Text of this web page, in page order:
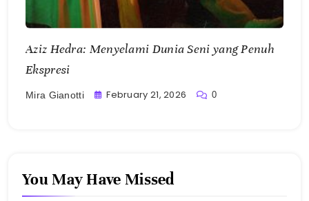
Aziz Hedra: Menyelami Dunia Seni yang Penuh
Ekspresi
Mira Gianotti February 21, 2026 0
You May Have Missed